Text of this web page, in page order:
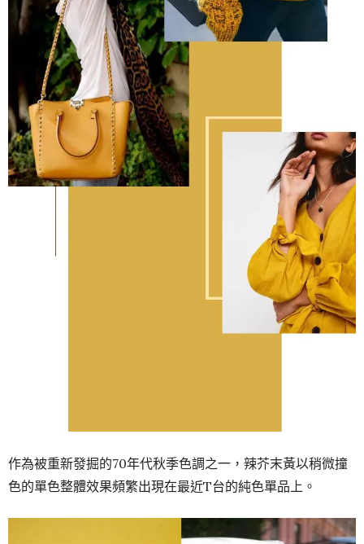
作為被重新發掘的70年代秋季色調之一，辣芥末黃以稍微撞
色的單色整體效果頻繁出現在最近T台的純色單品上。